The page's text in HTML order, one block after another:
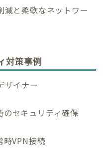
減と柔軟なネットワー
対策事例
ザイナー
のセキュリティ確保
時VPN接続